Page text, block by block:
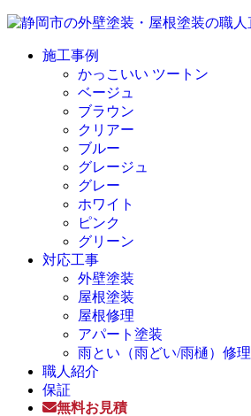
施工事例
かっこいい ツートン
ベージュ
ブラウン
クリアー
ブルー
グレージュ
グレー
ホワイト
ピンク
グリーン
対応工事
外壁塗装
屋根塗装
屋根修理
アパート塗装
雨とい（雨どい/雨樋）修理
職人紹介
保証
無料お見積